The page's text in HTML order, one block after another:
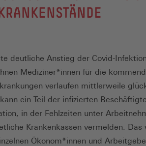
deutliche Anstieg der Covid-
Mediziner*innen für die
verlaufen mittlerweile
ein Teil der infizierten
in der Fehlzeiten unter
Krankenkassen vermelden.
Ökonom*innen und